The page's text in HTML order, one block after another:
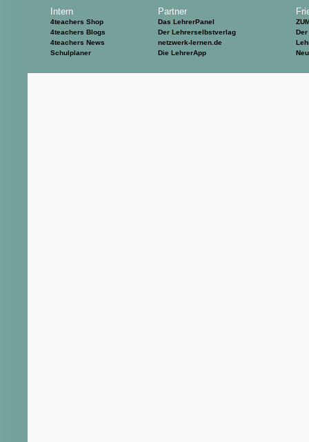
Intern
4teachers Shop
4teachers Blogs
4teachers News
Schulplaner
Partner
Das LehrerPanel
Der Lehrerselbstverlag
netzwerk-lernen.de
Die LehrerApp